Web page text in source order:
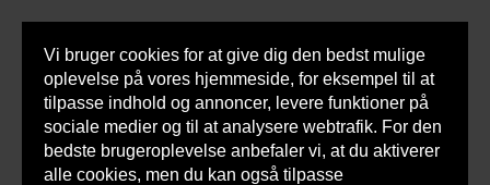
Vi bruger cookies for at give dig den bedst mulige
oplevelse på vores hjemmeside, for eksempel til at
tilpasse indhold og annoncer, levere funktioner på
sociale medier og til at analysere webtrafik. For den
bedste brugeroplevelse anbefaler vi, at du aktiverer
alle cookies, men du kan også tilpasse
Du
Armatec > Koncepter > Food & Pharma